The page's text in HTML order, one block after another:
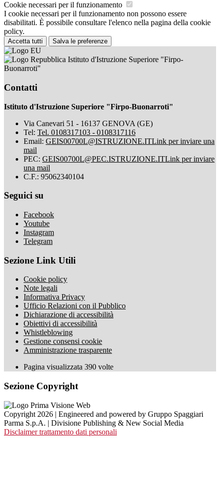
Cookie necessari per il funzionamento
I cookie necessari per il funzionamento non possono essere
disabilitati. È possibile consultare l'elenco nella pagina della cookie
policy.
Accetta tutti Salva le preferenze
Istituto d'Istruzione Superiore "Firpo-
Buonarroti"
Contatti
Istituto d'Istruzione Superiore "Firpo-Buonarroti"
Via Canevari 51 - 16137 GENOVA (GE)
Tel: Tel. 0108317103 - 0108317116
Email: GEIS00700L@ISTRUZIONE.ITLink per inviare una
mail
PEC: GEIS00700L@PEC.ISTRUZIONE.ITLink per inviare
una mail
C.F.: 95062340104
Seguici su
Facebook
Youtube
Instagram
Telegram
Sezione Link Utili
Cookie policy
Note legali
Informativa Privacy
Ufficio Relazioni con il Pubblico
Dichiarazione di accessibilità
Obiettivi di accessibilità
Whistleblowing
Gestione consensi cookie
Amministrazione trasparente
Pagina visualizzata 390 volte
Sezione Copyright
Copyright 2026 | Engineered and powered by Gruppo Spaggiari
Parma S.p.A. | Divisione Publishing & New Social Media
Disclaimer trattamento dati personali